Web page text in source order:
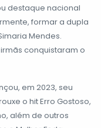
destaque nacional
formar a dupla
Mendes.
conquistaram o
em 2023, seu
o hit Erro Gostoso,
além de outros